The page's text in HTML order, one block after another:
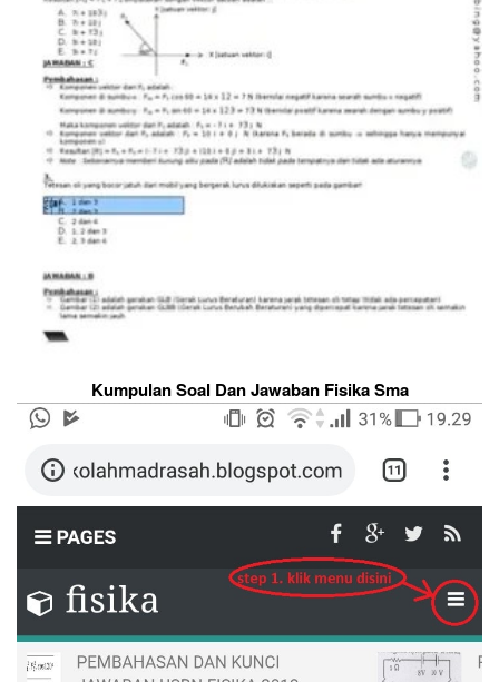
Kumpulan Soal Dan Jawaban Fisika Sma